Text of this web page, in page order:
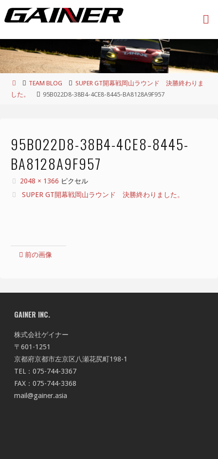
ン
ツ
へ
ホ
ー
TEAM BLOG
SUPER GT開幕戦岡山ラウンド 決勝終わりま
した。
95B022D8-38B4-4CE8-8445-BA8128A9F957
95B022D8-38B4-4CE8-8445-
BA8128A9F957
フ
ル
2048 × 1366 ピクセル
SUPER GT開幕戦岡山ラウンド 決勝終わりました。
前の画像
GAINER INC.
株式会社ゲイナー
〒601-1251
京都府京都市左京区八瀬花尻町198-1
TEL：075-744-3367
FAX：075-744-3368
mail@gainer.asia